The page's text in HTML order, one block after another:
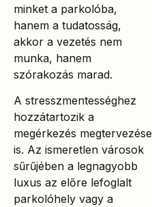
minket a parkolóba,
hanem a tudatosság,
akkor a vezetés nem
munka, hanem
szórakozás marad.
A stresszmentességhez
hozzátartozik a
megérkezés megtervezése
is. Az ismeretlen városok
sűrűjében a legnagyobb
luxus az előre lefoglalt
parkolóhely vagy a